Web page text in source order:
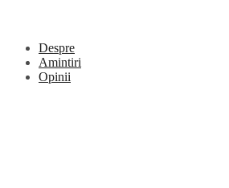
Despre
Amintiri
Opinii